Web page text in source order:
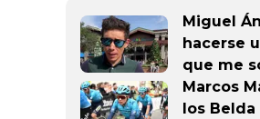
Miguel
hacerse
que me
Marcos
los